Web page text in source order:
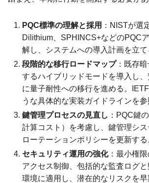
PQC標準の理解と採用 ：NISTが選
Dilithium、SPHINCS+などのPQC
解し、システムへの導入計画を立て
段階的な移行ロードマップ：既存
するハイブリッドモードを導入し
に量子耐性への移行を進める。
うな具体的な実装ガイドラインを参
鍵管理プロセスの見直し ：PQC鍵
計算コスト）を考慮し、鍵管理シ
ローテーションポリシーを更新する
セキュリティ運用の強化：最小権
アクセス制御、包括的な監査ログ
環境に適用し、潜在的なリスクを